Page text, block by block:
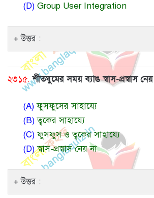
(D) Group User Integration
উত্তর :
২৩১৫. শীতঘুমের সময় ব্যাঙ স্বাস-প্রস্বাস নেয়
(A)ফুসফুসের সাহায্যে
(B)ত্বকের সাহায্যে
(C)ফুসফুস ও ত্বকের সাহায্যে
(D)স্বাস-প্রস্বাস নেয় না
উত্তর :